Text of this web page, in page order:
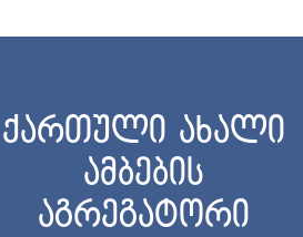
ქართული ახალი
ამბების
აგრეგატორი